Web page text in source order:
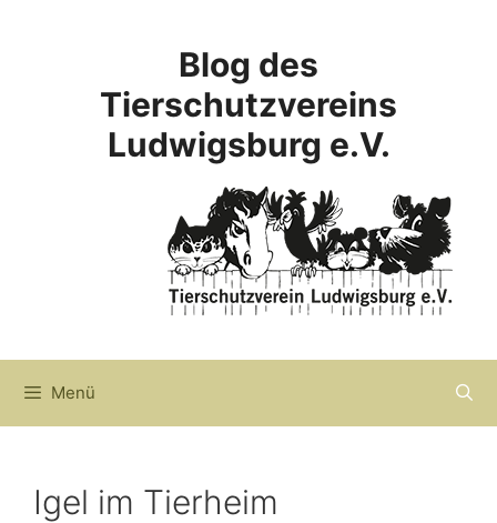
Blog des
Tierschutzvereins
Ludwigsburg e.V.
Menü
Igel im Tierheim